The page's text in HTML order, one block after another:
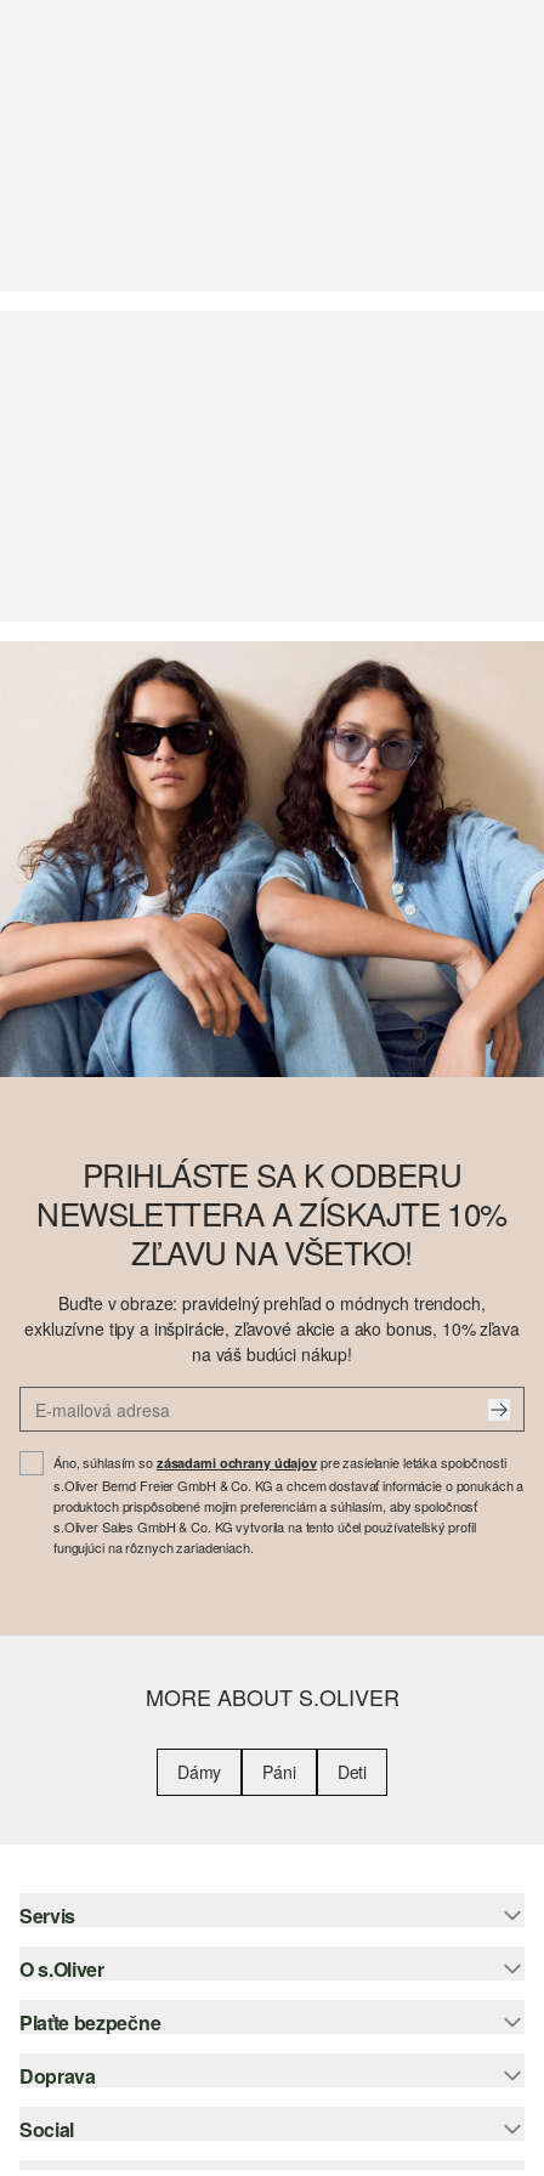
PRIHLÁSTE SA K ODBERU
NEWSLETTERA A ZÍSKAJTE 10%
ZĽAVU NA VŠETKO!
Buďte v obraze: pravidelný prehľad o módnych trendoch,
exkluzívne tipy a inšpirácie, zľavové akcie a ako bonus, 10% zľava
na váš budúci nákup!
Áno, súhlasím so zásadami ochrany údajovpre zasielanie letáka spoločnosti
s.Oliver Bernd Freier GmbH & Co. KG a chcem dostavať informácie o ponukách a
produktoch prispôsobené mojim preferenciám a súhlasím, aby spoločnosť
s.Oliver Sales GmbH & Co. KG vytvorila na tento účel používateľský profil
fungujúci na rôznych zariadeniach.
MORE ABOUT S.OLIVER
Dámy Páni Deti
Servis
Pomoc a FAQ
Nápoveda k veľkostiam
O s.Oliver
Leták
s.Oliver Group
Plaťte bezpečne
Kreditná karta
PayPal
Doprava
Slovenská pošta
Social